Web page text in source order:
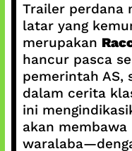
Trailer perdana
latar yang
merupakan
hancur pasca
pemerintah AS,
dalam cerita
ini
akan